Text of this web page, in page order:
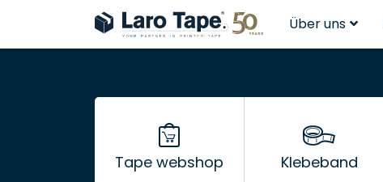
Über uns
Tape webshop Klebeband